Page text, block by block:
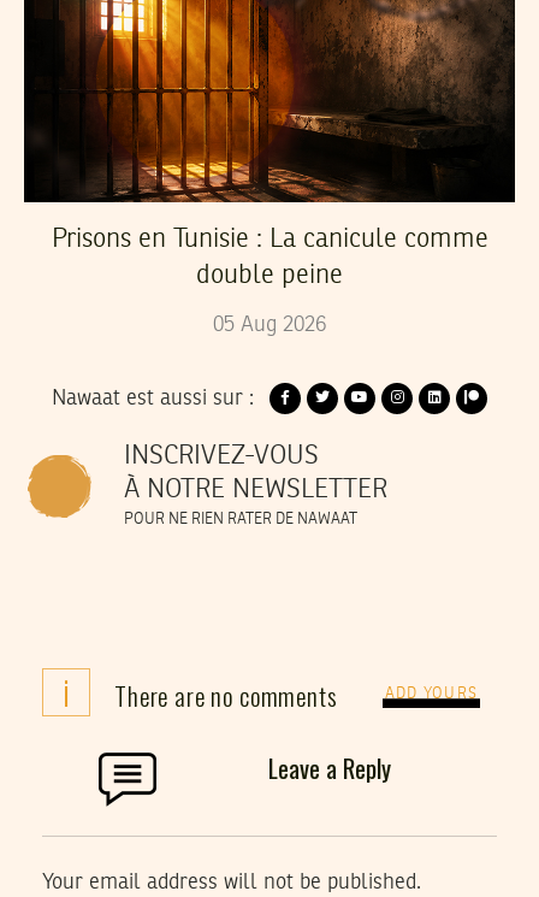
Prisons en Tunisie : La canicule comme
double peine
05 Aug 2026
Nawaat est aussi sur :
INSCRIVEZ-VOUS
À NOTRE NEWSLETTER
POUR NE RIEN RATER DE NAWAAT
i There are no comments ADD YOURS
Leave a Reply
Your email address will not be published.